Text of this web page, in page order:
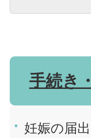
手続き
妊娠の届